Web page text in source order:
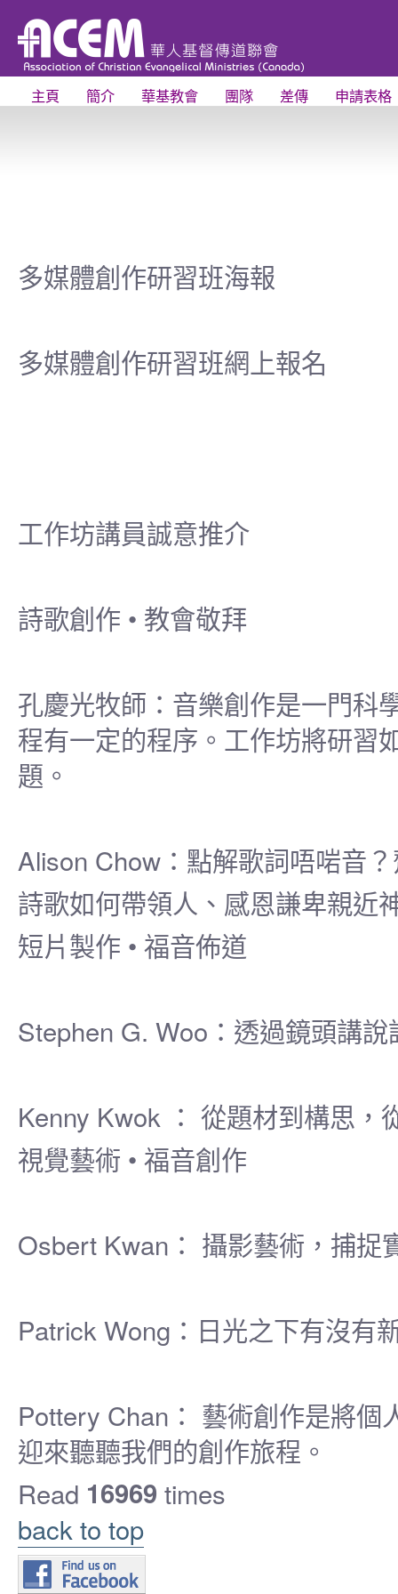
主頁 簡介 華基教會 團隊 差傳 申請表格
多媒體創作研習班海報
多媒體創作研習班網上報名
工作坊講員誠意推介
詩歌創作 • 教會敬拜
孔慶光牧師：音樂創作是一門科
程有一定的程序。工作坊將研習
題。
Alison Chow：點解歌詞唔啱音
詩歌如何帶領人、感恩謙卑親近
短片製作 • 福音佈道
Stephen G. Woo：透過鏡頭講
Kenny Kwok ： 從題材到構思，
視覺藝術 • 福音創作
Osbert Kwan： 攝影藝術，捕捉
Patrick Wong：日光之下有沒有
Pottery Chan： 藝術創作是將
迎來聽聽我們的創作旅程。
Read 16969 times
back to top